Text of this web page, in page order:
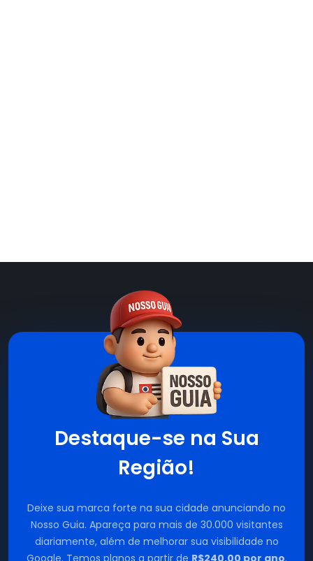
Destaque-se na Sua
Região!
Deixe sua marca forte na sua cidade anunciando no
Nosso Guia. Apareça para mais de 30.000 visitantes
diariamente, além de melhorar sua visibilidade no
Google. Temos planos a partir de R$240,00 por ano.